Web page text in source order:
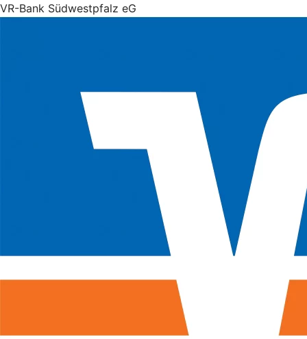
VR-Bank Südwestpfalz eG